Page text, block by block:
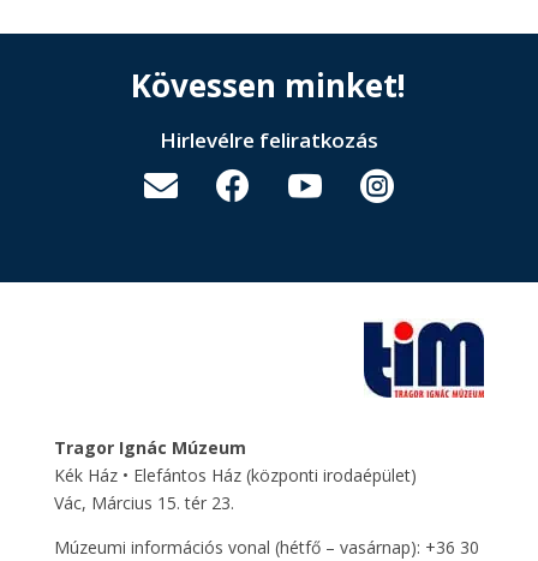
Kövessen minket!
Hirlevélre feliratkozás
   
Tragor Ignác Múzeum
Kék Ház • Elefántos Ház (központi irodaépület)
Vác, Március 15. tér 23.
Múzeumi információs vonal (hétfő – vasárnap): +36 30